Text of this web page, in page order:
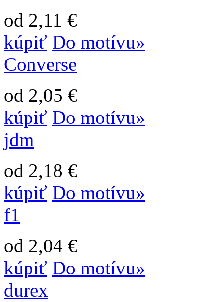
od 2,11 €
kúpiť Do motívu»
Converse
od 2,05 €
kúpiť Do motívu»
jdm
od 2,18 €
kúpiť Do motívu»
f1
od 2,04 €
kúpiť Do motívu»
durex